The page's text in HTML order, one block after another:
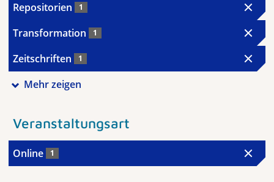
Repositorien 1
Transformation 1
Zeitschriften 1
Mehr zeigen
Veranstaltungsart
Online 1